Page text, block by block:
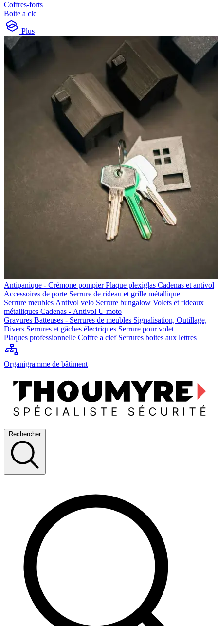
Coffres-forts
Boite a cle
Plus
Antipanique - Crémone pompierPlaque plexiglas Cadenas et antivol
Accessoires de porte Serrure de rideau et grille métallique
Serrure meubles Antivol velo Serrure bungalow Volets et rideaux
métalliques Cadenas - Antivol U moto
Gravures Batteuses - Serrures de meubles Signalisation, Outillage,
Divers Serrures et gâches électriques Serrure pour volet
Plaques professionnelle Coffre a clef Serrures boites aux lettres
Organigramme de bâtiment
Rechercher